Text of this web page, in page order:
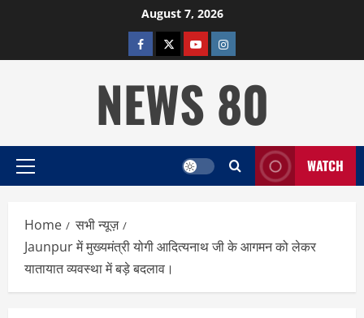
August 7, 2026
facebooktwitterYOUTUBE
instagram
NEWS 80
Primary
WATCH
Home
सभी न्यूज़
Jaunpur में मुख्यमंत्री योगी आदित्यनाथ जी के आगमन को लेकर
यातायात व्यवस्था में बड़े बदलाव।